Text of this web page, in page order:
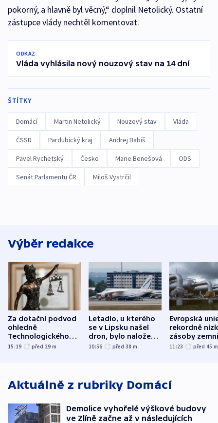
pokorný, a hlavně byl věcný,“ doplnil Netolický. Ostatní
zástupce vlády nechtěl komentovat.
ODKAZ
Vláda vyhlásila nový nouzový stav na 14 dní
ŠTÍTKY
Domácí Martin Netolický Nouzový stav Vláda
ČSSD Pardubický kraj Andrej Babiš
Pavel Rychetský Česko Marie Benešová ODS
Senát Parlamentu ČR Miloš Vystrčil
Výběr redakce
Za dotační podvod
ohledně
Technologického
parku poslal soud
15:19 před 29 m
Letadlo, u kterého
se v Lipsku našel
dron, bylo naložené
municí, píší média
10:56 před 38 m
Evropská
rekordně
zásoby
plynu
11:23 před 45 m
Aktuálně z rubriky Domácí
Demolice vyhořelé výškové budovy
ve Zlíně začne až v následujících